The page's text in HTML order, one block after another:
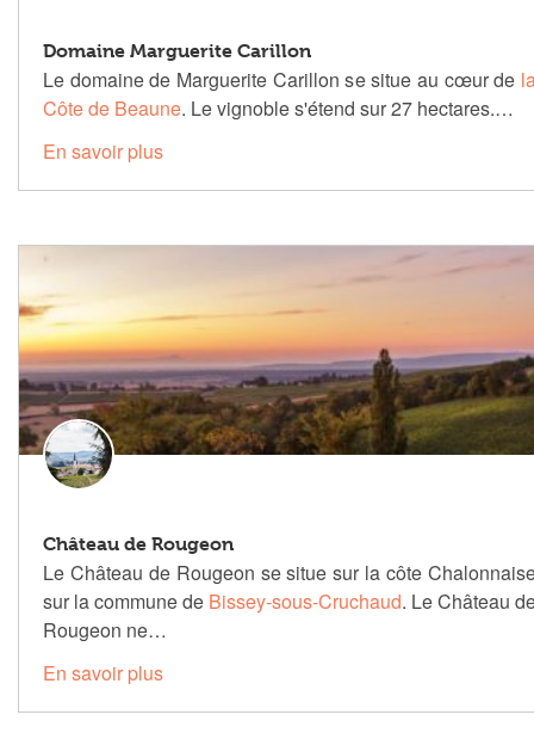
Domaine Marguerite Carillon
Le domaine de Marguerite Carillon se situe au cœur de
Côte de Beaune. Le vignoble s'étend sur 27 hectares.…
En savoir plus
Château de Rougeon
Le Château de Rougeon se situe sur la côte
sur la commune de Bissey-sous-Cruchaud. Le Château
Rougeon ne…
En savoir plus